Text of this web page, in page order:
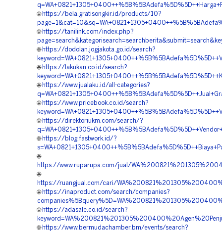
🌐 https://bela.gratisongkir.id/products/10?
🌐 https://tanilink.com/index.php?
🌐 https://dodolan.jogjakota.go.id/search?
🌐 https://lakukan.co.id/search?
🌐 https://www.jualaku.id/all-categories?
🌐 https://www.pricebook.co.id/search?
🌐 https://direktoriukm.com/search/?
🌐 https://blog.fastwork.id/?
🌐
https://www.ruparupa.com/jual/
🌐
https://ruangjual.com/cari/
🌐 https://inaproduct.com/search/companies?
🌐 https://adasale.co.id/search?
🌐 https://www.bermudachamber.bm/events/search?